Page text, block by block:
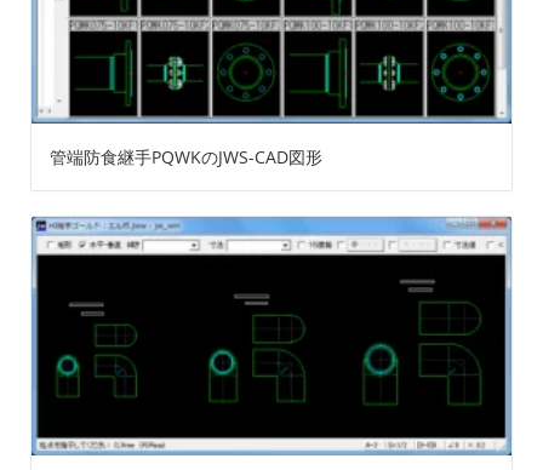
管端防食継手PQWKのJWS-CAD図形